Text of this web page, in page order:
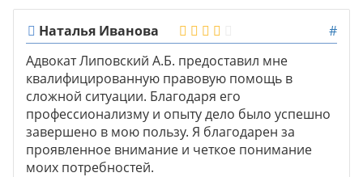
Наталья Иванова
#
Адвокат Липовский А.Б. предоставил мне
квалифицированную правовую помощь в
сложной ситуации. Благодаря его
профессионализму и опыту дело было успешно
завершено в мою пользу. Я благодарен за
проявленное внимание и четкое понимание
моих потребностей.